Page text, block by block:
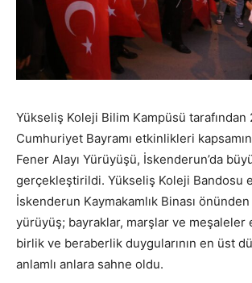
Yükseliş Koleji Bilim Kampüsü tarafından
Cumhuriyet Bayramı etkinlikleri
Fener Alayı Yürüyüşü, İskenderun’da
gerçekleştirildi. Yükseliş Koleji Bandosu
İskenderun Kaymakamlık Binası
yürüyüş; bayraklar, marşlar ve meşaleler
birlik ve beraberlik duygularının en üst
anlamlı anlara sahne oldu.